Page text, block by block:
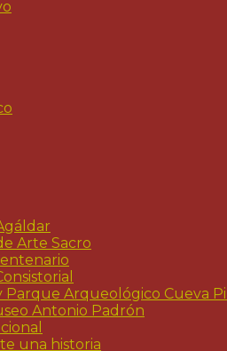
Arte Sacro
Parque Arqueológico Cueva
Antonio Padrón
una historia